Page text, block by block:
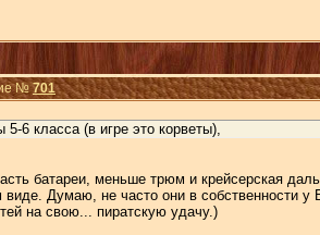
№701
6 класса (в игре это корветы),
батареи, меньше трюм и крейсерская
Думаю, не часто они в собственности
на свою... пиратскую удачу.)